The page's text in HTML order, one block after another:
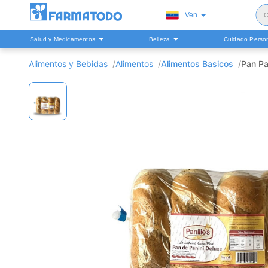
Ven
Salud y Medicamentos Belleza Cuidado
Alimentos y Bebidas Alimentos Alimentos Basicos Pan